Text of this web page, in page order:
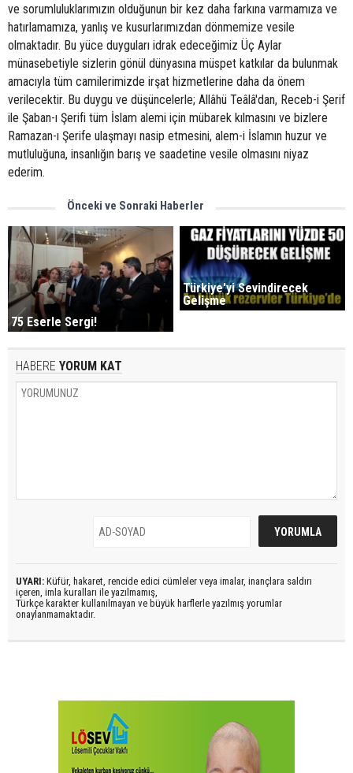
ve sorumluluklarımızın olduğunun bir kez daha farkına varmamıza ve
hatırlamamıza, yanlış ve kusurlarımızdan dönmemize vesile
olmaktadır. Bu yüce duyguları idrak edeceğimiz Üç Aylar
münasebetiyle sizlerin gönül dünyasına müspet katkılar da bulunmak
amacıyla tüm camilerimizde irşat hizmetlerine daha da önem
verilecektir. Bu duygu ve düşüncelerle; Allâhü Teâlâ'dan, Receb-i Şerif
ile Şaban-ı Şerifi tüm İslam alemi için mübarek kılmasını ve bizlere
Ramazan-ı Şerife ulaşmayı nasip etmesini, alem-i İslamın huzur ve
mutluluğuna, insanlığın barış ve saadetine vesile olmasını niyaz
ederim.
Önceki ve Sonraki Haberler
75 Eserle Sergi!
Türkiye'yi Sevindirecek
Gelişme
HABERE YORUM KAT
UYARI: Küfür, hakaret, rencide edici cümleler veya imalar, inançlara saldırı
içeren, imla kuralları ile yazılmamış,
Türkçe karakter kullanılmayan ve büyük harflerle yazılmış yorumlar
onaylanmamaktadır.